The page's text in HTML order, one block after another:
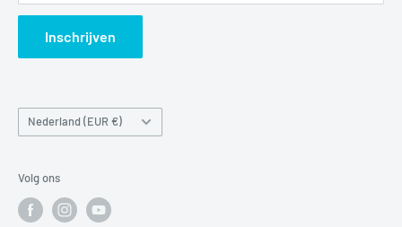
Search
Inschrijven
Land/regio
Nederland (EUR €)
Volg ons